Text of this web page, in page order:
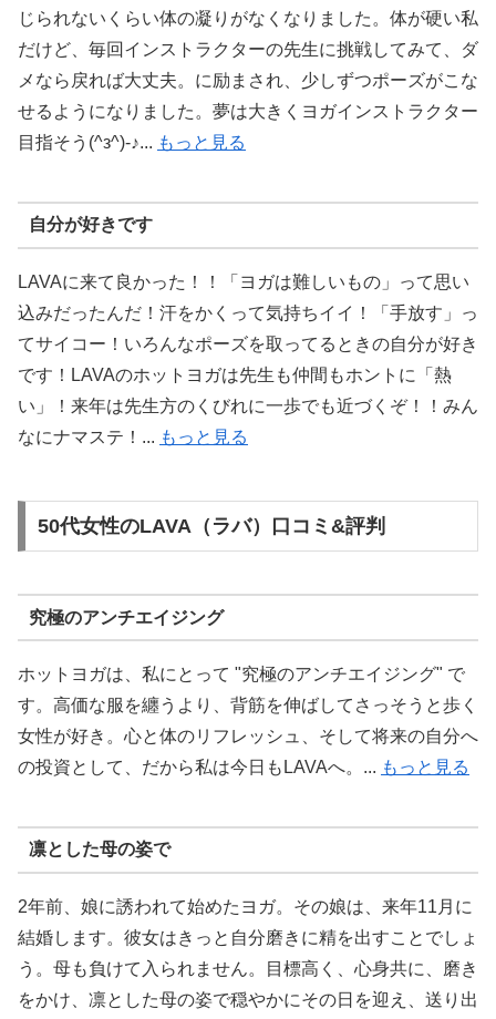
じられないくらい体の凝りがなくなりました。体が硬い私
だけど、毎回インストラクターの先生に挑戦してみて、ダ
メなら戻れば大丈夫。に励まされ、少しずつポーズがこな
せるようになりました。夢は大きくヨガインストラクター
目指そう(^з^)-♪... もっと見る
自分が好きです
LAVAに来て良かった！！「ヨガは難しいもの」って思い
込みだったんだ！汗をかくって気持ちイイ！「手放す」っ
てサイコー！いろんなポーズを取ってるときの自分が好き
です！LAVAのホットヨガは先生も仲間もホントに「熱
い」！来年は先生方のくびれに一歩でも近づくぞ！！みん
なにナマステ！... もっと見る
50代女性のLAVA（ラバ）口コミ&評判
究極のアンチエイジング
ホットヨガは、私にとって "究極のアンチエイジング" で
す。高価な服を纏うより、背筋を伸ばしてさっそうと歩く
女性が好き。心と体のリフレッシュ、そして将来の自分へ
の投資として、だから私は今日もLAVAへ。... もっと見る
凛とした母の姿で
2年前、娘に誘われて始めたヨガ。その娘は、来年11月に
結婚します。彼女はきっと自分磨きに精を出すことでしょ
う。母も負けて入られません。目標高く、心身共に、磨き
をかけ、凛とした母の姿で穏やかにその日を迎え、送り出